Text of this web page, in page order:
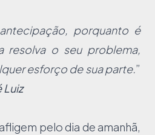
porquanto é
resolva o seu problema,
esforço de sua parte.”
Luiz
pelo dia de amanhã,